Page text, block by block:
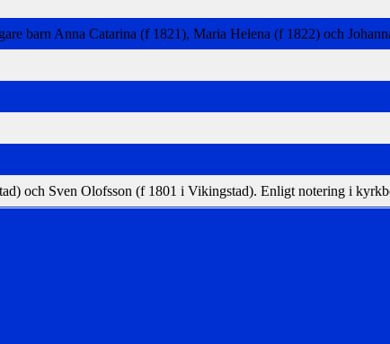
barn Anna Catarina (f 1821), Maria Helena (f 1822) och
och Sven Olofsson (f 1801 i Vikingstad). Enligt notering i